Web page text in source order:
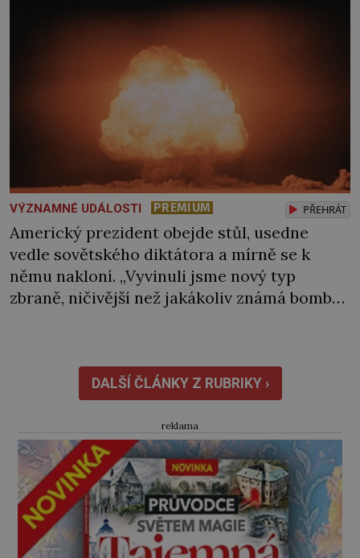
VÝZNAMNÉ UDÁLOSTI PREMIUM PŘEHRÁT
Americký prezident obejde stůl, usedne
vedle sovětského diktátora a mírně se k
němu nakloní. „Vyvinuli jsme nový typ
zbraně, ničivější než jakákoliv známá bomba,“
nehne ani brvou. Jediný vlas se mu nepohne
na hlavě. Chápe vůbec, co mu Truman právě
DALŠÍ ČLÁNKY Z RUBRIKY ›
reklama